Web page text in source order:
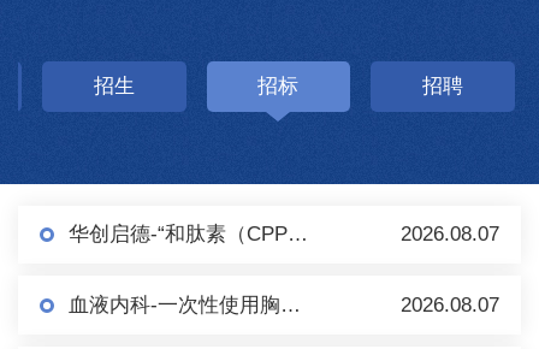
招生 招标 招聘
华创启德-“和肽素（CPP）检测（化学发光法）试剂盒及配套设备”项目 采购公告（第二轮） 2026.08.07
血液内科-一次性使用胸骨穿刺针及套件（一次性骨髓穿刺包） 市场调研 2026.08.07